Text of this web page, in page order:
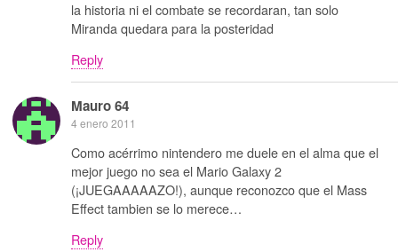
la historia ni el combate se recordaran, tan solo
Miranda quedara para la posteridad
Reply
Mauro 64
4 enero 2011
Como acérrimo nintendero me duele en el alma que el
mejor juego no sea el Mario Galaxy 2
(¡JUEGAAAAAZO!), aunque reconozco que el Mass
Effect tambien se lo merece…
Reply